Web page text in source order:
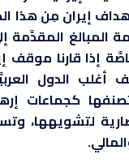
إيران مِن هذا
المبالغ المقدَّمة
إذا قارنا موقف
أغلب الدول
كجماعات
لتشويهها،